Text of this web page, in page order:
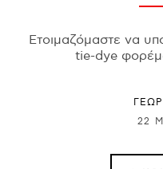
Ετοιμαζόμαστε να
tie-dye
22